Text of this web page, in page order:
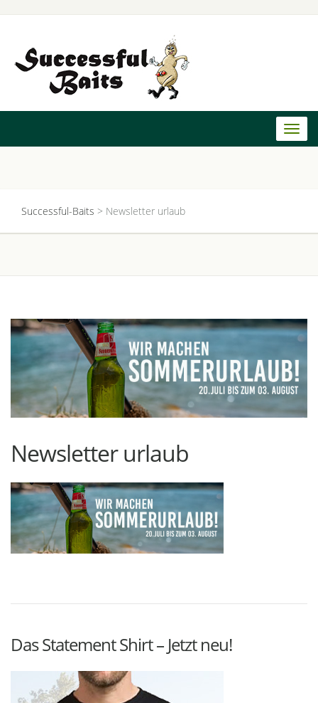
Successful-Baits > Newsletter urlaub
Newsletter urlaub
Das Statement Shirt – Jetzt neu!